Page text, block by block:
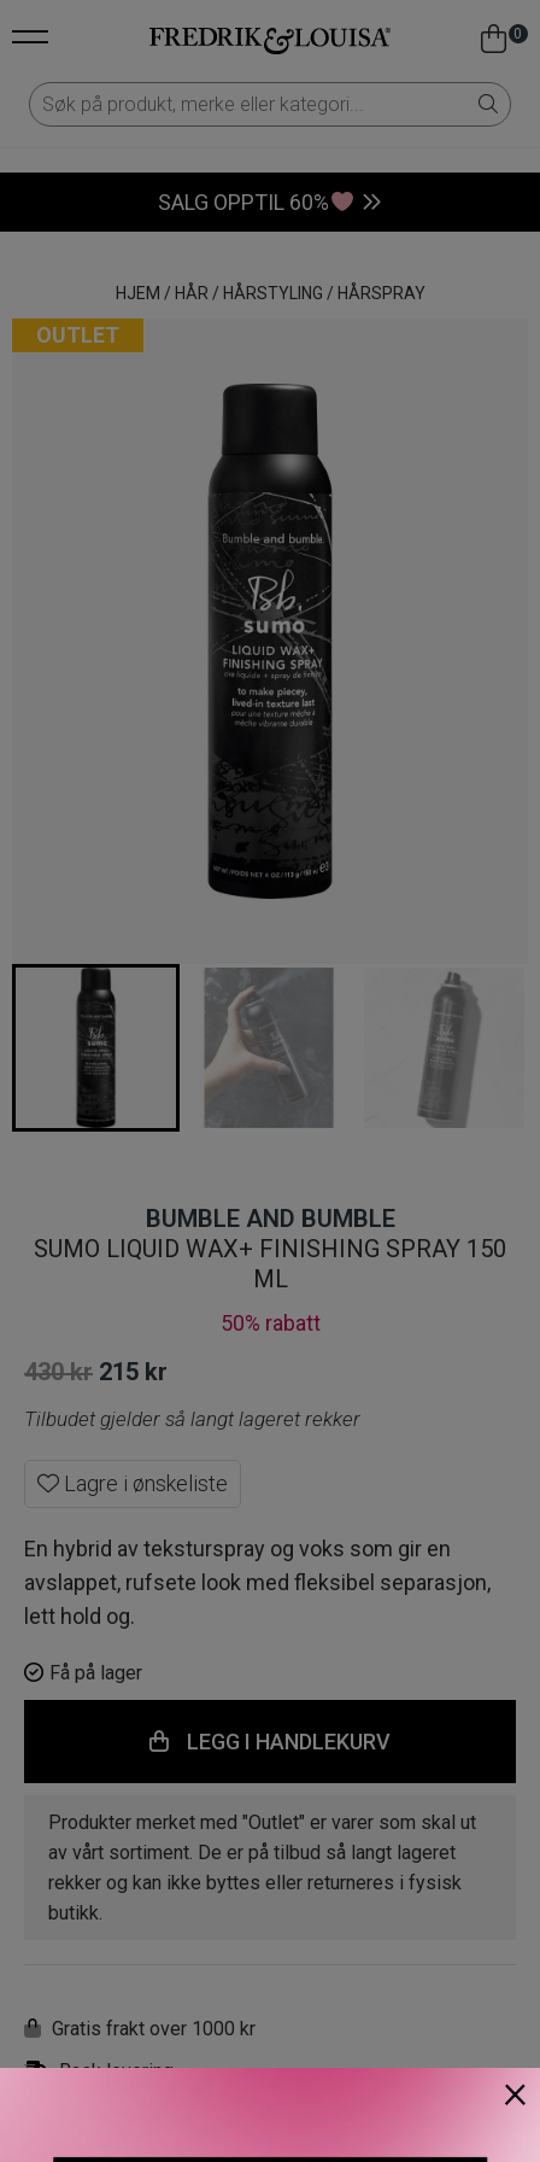
0
SALG OPPTIL 60%
HJEM / HÅR / HÅRSTYLING / HÅRSPRAY
OUTLET
BUMBLE AND BUMBLE
SUMO LIQUID WAX+ FINISHING SPRAY 150
ML
50% rabatt
430kr Opprinnelig
pris
430 kr.
215 kr
pris
215 kr.
Tilbudet gjelder så langt lageret rekker
Lagre i ønskeliste
En hybrid av teksturspray og voks som gir en
avslappet, rufsete look med fleksibel separasjon,
lett hold og.
Få på lager
LEGG I HANDLEKURV
Produkter merket med "Outlet" er varer som skal ut
av vårt sortiment. De er på tilbud så langt lageret
rekker og kan ikke byttes eller returneres i fysisk
butikk.
Gratis frakt over 1000 kr
Rask levering
×